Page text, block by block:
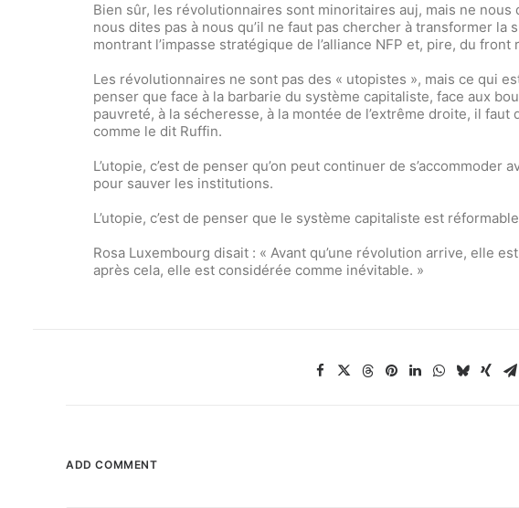
Bien sûr, les révolutionnaires sont minoritaires auj, mais ne nous
nous dites pas à nous qu’il ne faut pas chercher à transformer la
montrant l’impasse stratégique de l’alliance NFP et, pire, du front
Les révolutionnaires ne sont pas des « utopistes », mais ce qui
penser que face à la barbarie du système capitaliste, face aux
pauvreté, à la sécheresse, à la montée de l’extrême droite, il faut
comme le dit Ruffin.
L’utopie, c’est de penser qu’on peut continuer de s’accommoder
pour sauver les institutions.
L’utopie, c’est de penser que le système capitaliste est
Rosa Luxembourg disait : « Avant qu’une révolution arrive, elle
après cela, elle est considérée comme inévitable. »
ADD COMMENT